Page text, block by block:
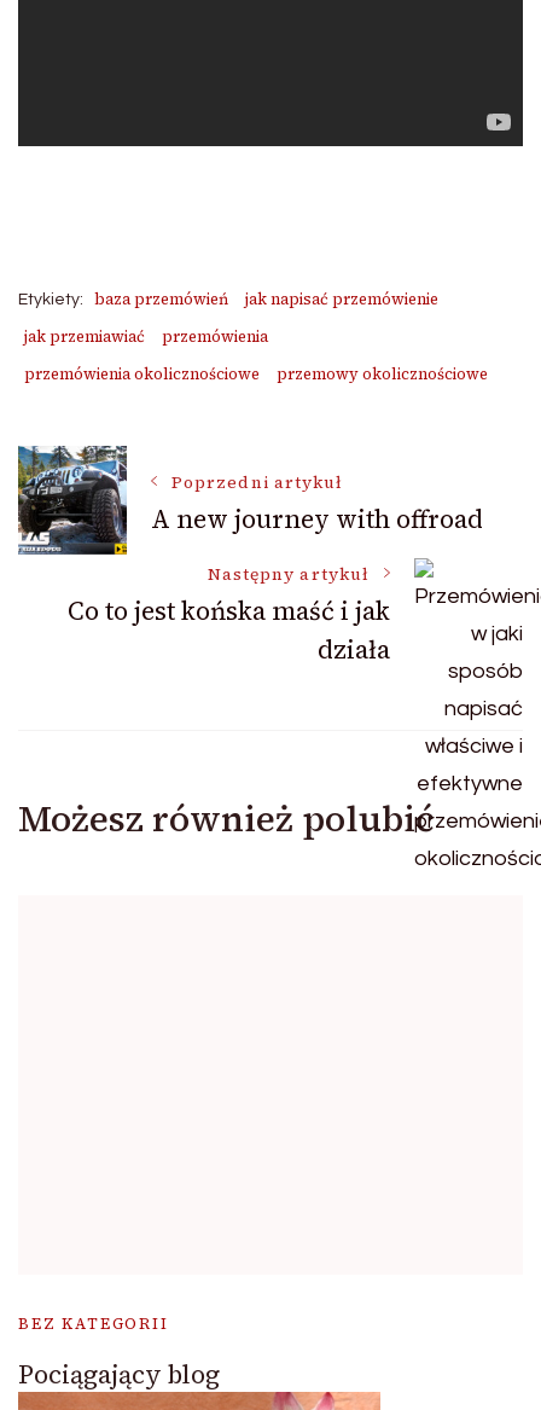
Etykiety: baza przemówień
jak napisać przemówienie
jak przemiawiać
przemówienia
przemówienia okolicznościowe
przemowy okolicznościowe
Nawigacja
wpisu
Poprzedni artykuł
A new journey with offroad
Następny artykuł
Co to jest końska maść i jak
działa
Możesz również polubić
BEZ KATEGORII
Pociągający blog